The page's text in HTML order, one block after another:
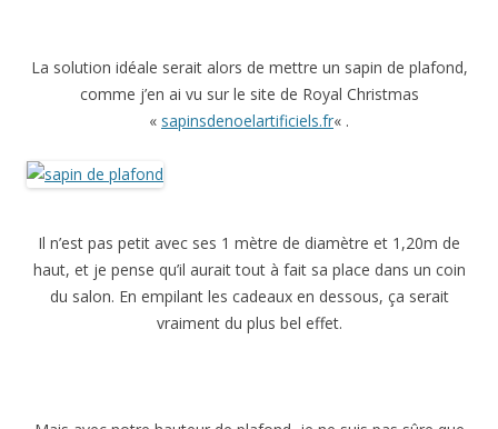
La solution idéale serait alors de mettre un sapin de plafond,
comme j’en ai vu sur le site de Royal Christmas
« sapinsdenoelartificiels.fr« .
Il n’est pas petit avec ses 1 mètre de diamètre et 1,20m de
haut, et je pense qu’il aurait tout à fait sa place dans un coin
du salon. En empilant les cadeaux en dessous, ça serait
vraiment du plus bel effet.